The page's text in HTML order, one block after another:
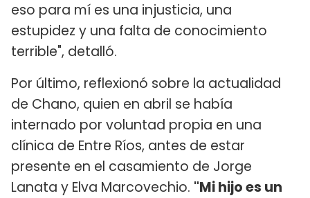
eso para mí es una injusticia, una
estupidez y una falta de conocimiento
terrible", detalló.
Por último, reflexionó sobre la actualidad
de Chano, quien en abril se había
internado por voluntad propia en una
clínica de Entre Ríos, antes de estar
presente en el casamiento de Jorge
Lanata y Elva Marcovechio. "Mi hijo es un